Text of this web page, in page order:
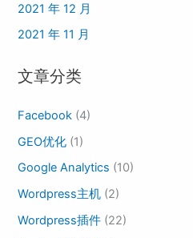
2021 年 12 月
2021 年 11 月
文章分类
Facebook (4)
GEO优化 (1)
Google Analytics (10)
Wordpress主机 (2)
Wordpress插件 (22)